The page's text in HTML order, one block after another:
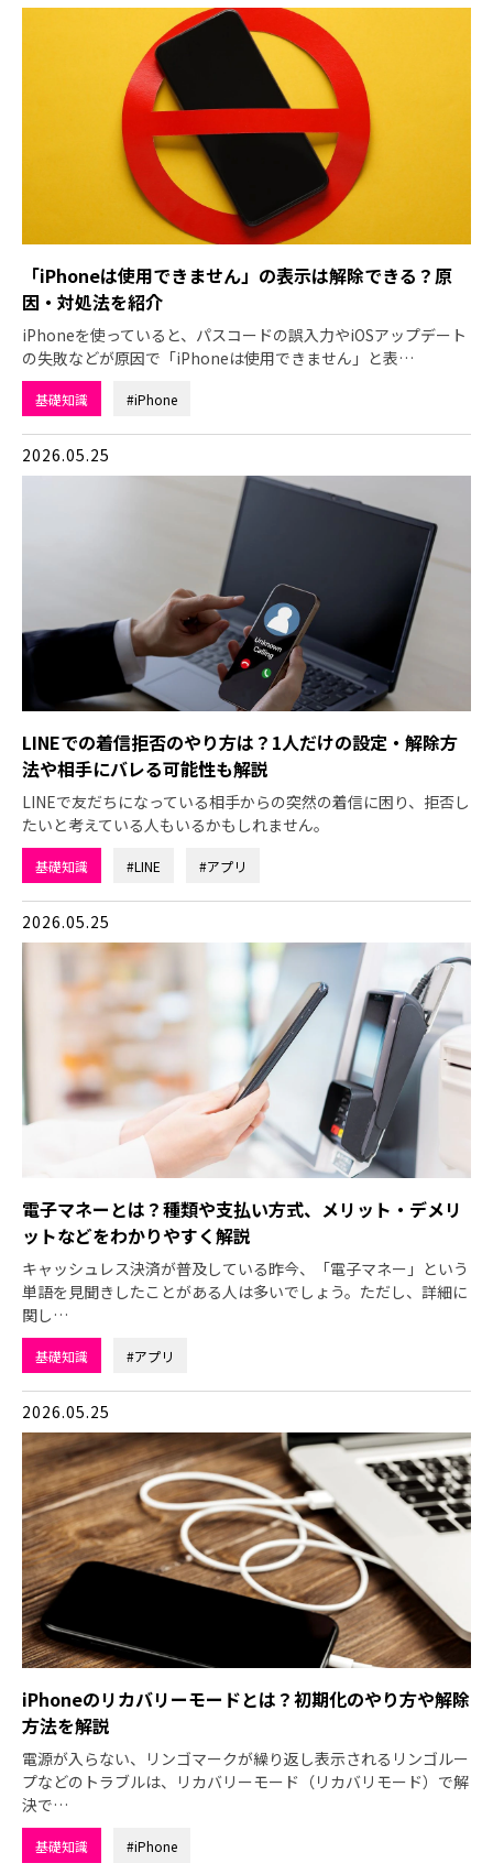
「iPhoneは使用できません」の表示は解除できる？原
因・対処法を紹介
iPhoneを使っていると、パスコードの誤入力やiOSアップデート
の失敗などが原因で「iPhoneは使用できません」と表…
基礎知識 #iPhone
2026.05.25
LINEでの着信拒否のやり方は？1人だけの設定・解除方
法や相手にバレる可能性も解説
LINEで友だちになっている相手からの突然の着信に困り、拒否し
たいと考えている人もいるかもしれません。
基礎知識 #LINE #アプリ
2026.05.25
電子マネーとは？種類や支払い方式、メリット・デメリ
ットなどをわかりやすく解説
キャッシュレス決済が普及している昨今、「電子マネー」という
単語を見聞きしたことがある人は多いでしょう。ただし、詳細に
関し…
基礎知識 #アプリ
2026.05.25
iPhoneのリカバリーモードとは？初期化のやり方や解除
方法を解説
電源が入らない、リンゴマークが繰り返し表示されるリンゴルー
プなどのトラブルは、リカバリーモード（リカバリモード）で解
決で…
基礎知識 #iPhone